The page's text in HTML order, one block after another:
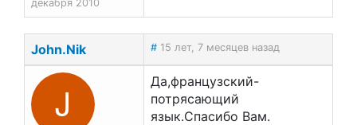
декабря 2010
John.Nik # 15 лет, 7 месяцев назад
J
Да,французский-
потрясающий
язык.Спасибо Вам.